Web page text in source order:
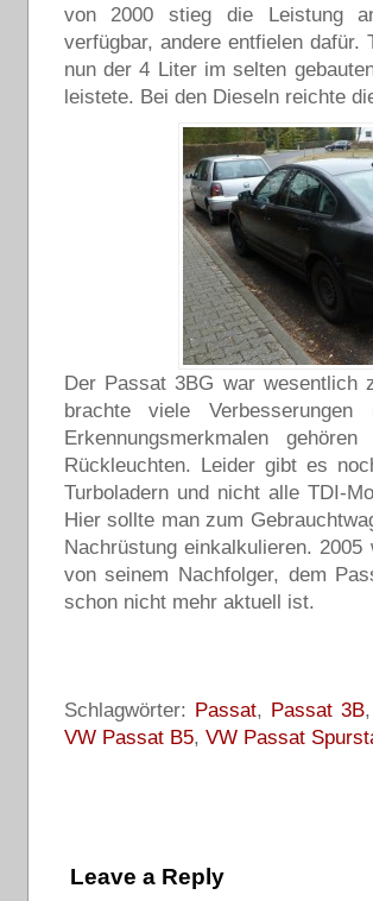
von 2000 stieg die Leistung
verfügbar, andere entfielen dafür.
nun der 4 Liter im selten
leistete. Bei den Dieseln reichte
Der Passat 3BG war wesentlich
brachte viele
Erkennungsmerkmalen
Rückleuchten. Leider gibt es
Turboladern und nicht alle TDI-
Hier sollte man zum
Nachrüstung einkalkulieren.
von seinem Nachfolger, dem
schon nicht mehr aktuell ist.
Schlagwörter: Passat, Passat 3B,
VW Passat B5, VW Passat
Leave a Reply